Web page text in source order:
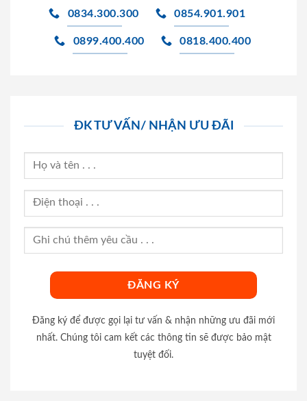
0834.300.300 0854.901.901
0899.400.400 0818.400.400
ĐK TƯ VẤN/ NHẬN ƯU ĐÃI
Đăng ký để được gọi lại tư vấn & nhận những ưu đãi mới
nhất. Chúng tôi cam kết các thông tin sẽ được bảo mật
tuyệt đối.